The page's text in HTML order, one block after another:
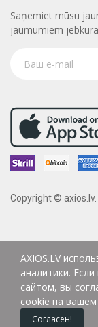
Saņemiet mūsu
jaumumiem
Copyright © axios.lv.
AXIOS.LV
аналитики.
сайтом, вы
cookie на вашем
Согласен!